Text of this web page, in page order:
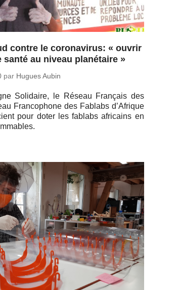
contre le coronavirus: « ouvrir
santé au niveau planétaire »
par Hugues Aubin
So­li­daire, le Réseau Fran­çais des
Fran­co­phone des Fablabs d’Afrique
pour doter les fablabs afri­cains en